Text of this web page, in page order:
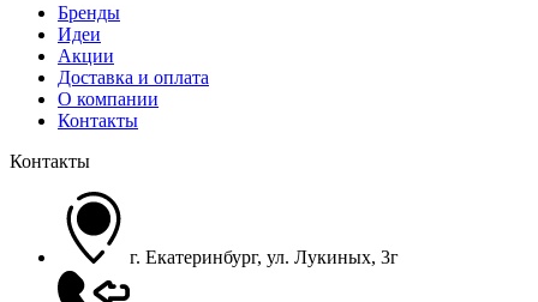
Бренды
Идеи
Акции
Доставка и оплата
О компании
Контакты
Контакты
г. Екатеринбург, ул. Лукиных, 3г